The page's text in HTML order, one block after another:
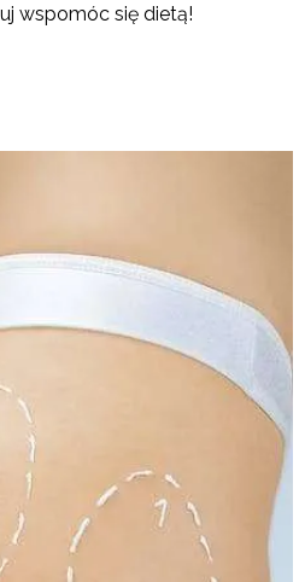
wspomóc się dietą!